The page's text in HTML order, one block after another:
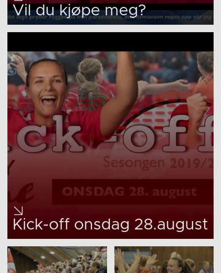
Vil du kjøpe meg?
Kick-off onsdag 28.august